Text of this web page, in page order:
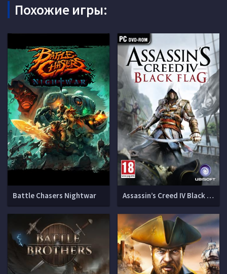
Похожие игры:
Battle Chasers Nightwar Assassin’s Creed IV Black Flag [v 1.07]